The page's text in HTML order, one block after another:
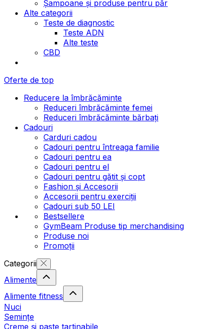
Șampoane și produse pentru păr
Alte categorii
Teste de diagnostic
Teste ADN
Alte teste
CBD
Oferte de top
Reducere la îmbrăcăminte
Reduceri îmbrăcăminte femei
Reduceri îmbrăcăminte bărbați
Cadouri
Carduri cadou
Cadouri pentru întreaga familie
Cadouri pentru ea
Cadouri pentru el
Cadouri pentru gătit și copt
Fashion și Accesorii
Accesorii pentru exerciții
Cadouri sub 50 LEI
Bestsellere
GymBeam Produse tip merchandising
Produse noi
Promoții
Categorii
Alimente
Alimente fitness
Nuci
Semințe
Creme și paste tartinabile